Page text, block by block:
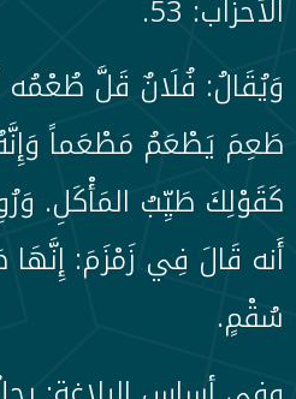
الأحزاب: 53.
وَيُقَالُ: فُلَانٌ قَلَّ طُعْمُه
طَعِمَ يَطْعَمُ مَطْعَماً
كَقَوْلِكَ طَيِّبُ المَأْكَلِ.
أَنه قَالَ فِي زَمْزَمَ:
سُقْمٍ.